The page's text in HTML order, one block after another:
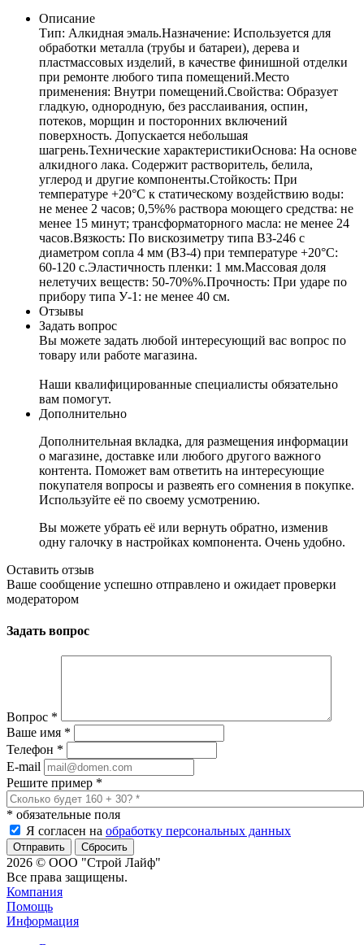
Описание
Тип: Алкидная эмаль.Назначение: Используется для
обработки металла (трубы и батареи), дерева и
пластмассовых изделий, в качестве финишной отделки
при ремонте любого типа помещений.Место
применения: Внутри помещений.Свойства: Образует
гладкую, однородную, без расслаивания, оспин,
потеков, морщин и посторонних включений
поверхность. Допускается небольшая
шагрень.Технические характеристикиОснова: На основе
алкидного лака. Содержит растворитель, белила,
углерод и другие компоненты.Стойкость: При
температуре +20°C к статическому воздействию воды:
не менее 2 часов; 0,5%% раствора моющего средства: не
менее 15 минут; трансформаторного масла: не менее 24
часов.Вязкость: По вискозиметру типа ВЗ-246 с
диаметром сопла 4 мм (ВЗ-4) при температуре +20°C:
60-120 с.Эластичность пленки: 1 мм.Массовая доля
нелетучих веществ: 50-70%%.Прочность: При ударе по
прибору типа У-1: не менее 40 см.
Отзывы
Задать вопрос
Вы можете задать любой интересующий вас вопрос по
товару или работе магазина.
Наши квалифицированные специалисты обязательно
вам помогут.
Дополнительно
Дополнительная вкладка, для размещения информации
о магазине, доставке или любого другого важного
контента. Поможет вам ответить на интересующие
покупателя вопросы и развеять его сомнения в покупке.
Используйте её по своему усмотрению.
Вы можете убрать её или вернуть обратно, изменив
одну галочку в настройках компонента. Очень удобно.
Оставить отзыв
Ваше сообщение успешно отправлено и ожидает проверки
модератором
Задать вопрос
Вопрос *
Ваше имя *
Телефон *
E-mail
Решите пример *
* обязательные поля
Я согласен на обработку персональных данных
Сбросить
2026 © ООО "Строй Лайф"
Все права защищены.
Компания
Помощь
Информация